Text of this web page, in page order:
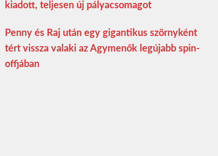
kiadott, teljesen új pályacsomagot
Penny és Raj után egy gigantikus szörnyként
tért vissza valaki az Agymenők legújabb spin-
offjában